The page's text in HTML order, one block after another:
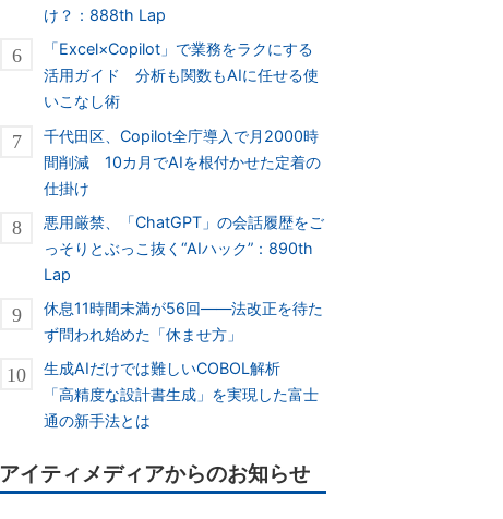
け？：888th Lap
「Excel×Copilot」で業務をラクにする
活用ガイド 分析も関数もAIに任せる使
いこなし術
千代田区、Copilot全庁導入で月2000時
間削減 10カ月でAIを根付かせた定着の
仕掛け
悪用厳禁、「ChatGPT」の会話履歴をご
っそりとぶっこ抜く“AIハック”：890th
Lap
休息11時間未満が56回――法改正を待た
ず問われ始めた「休ませ方」
生成AIだけでは難しいCOBOL解析
「高精度な設計書生成」を実現した富士
通の新手法とは
アイティメディアからのお知らせ